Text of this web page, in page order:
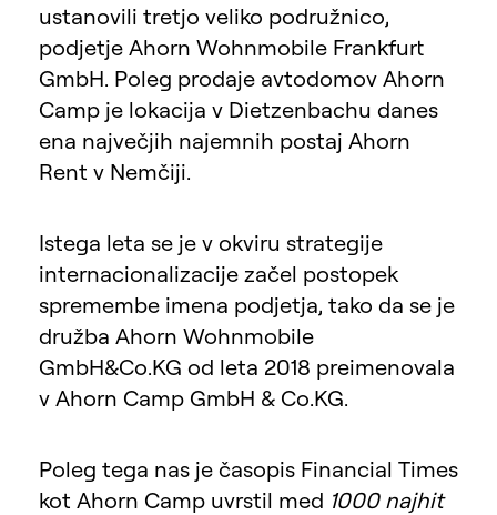
ustanovili tretjo veliko podružnico,
podjetje Ahorn Wohnmobile Frankfurt
GmbH. Poleg prodaje avtodomov Ahorn
Camp je lokacija v Dietzenbachu danes
ena največjih najemnih postaj Ahorn
Rent v Nemčiji.
Istega leta se je v okviru strategije
internacionalizacije začel postopek
spremembe imena podjetja, tako da se je
družba Ahorn Wohnmobile
GmbH&Co.KG od leta 2018 preimenovala
v Ahorn Camp GmbH & Co.KG.
Poleg tega nas je časopis Financial Times
kot Ahorn Camp uvrstil med 1000 najhit